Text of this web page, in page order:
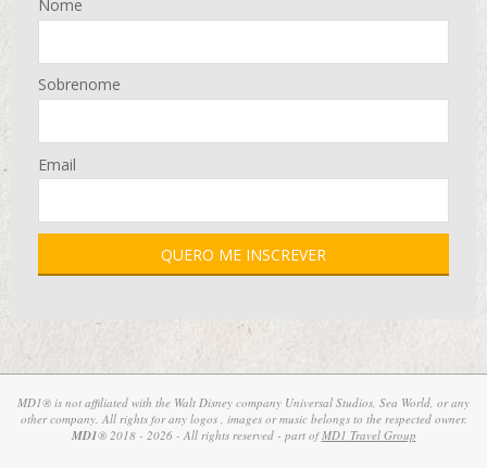
Nome
Sobrenome
Email
MD1® is not affiliated with the Walt Disney company Universal Studios, Sea World, or any
other company. All rights for any logos , images or music belongs to the respected owner.
MD1® 2018 - 2026 - All rights reserved - part ofMD1 Travel Group